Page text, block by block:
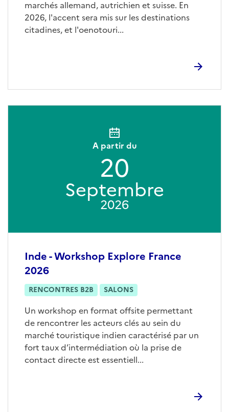
marchés allemand, autrichien et suisse. En
2026, l'accent sera mis sur les destinations
citadines, et l'oenotouri...
Inde - Workshop Explore France
2026
RENCONTRES B2B SALONS
Un workshop en format offsite permettant
de rencontrer les acteurs clés au sein du
marché touristique indien caractérisé par un
fort taux d’intermédiation où la prise de
contact directe est essentiell...
A partir du
20
Septembre
2026